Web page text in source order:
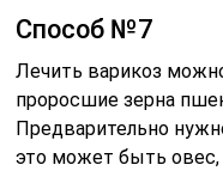
Способ №7
Лечить варикоз
проросшие зерна
Предварительно
это может быть овес,